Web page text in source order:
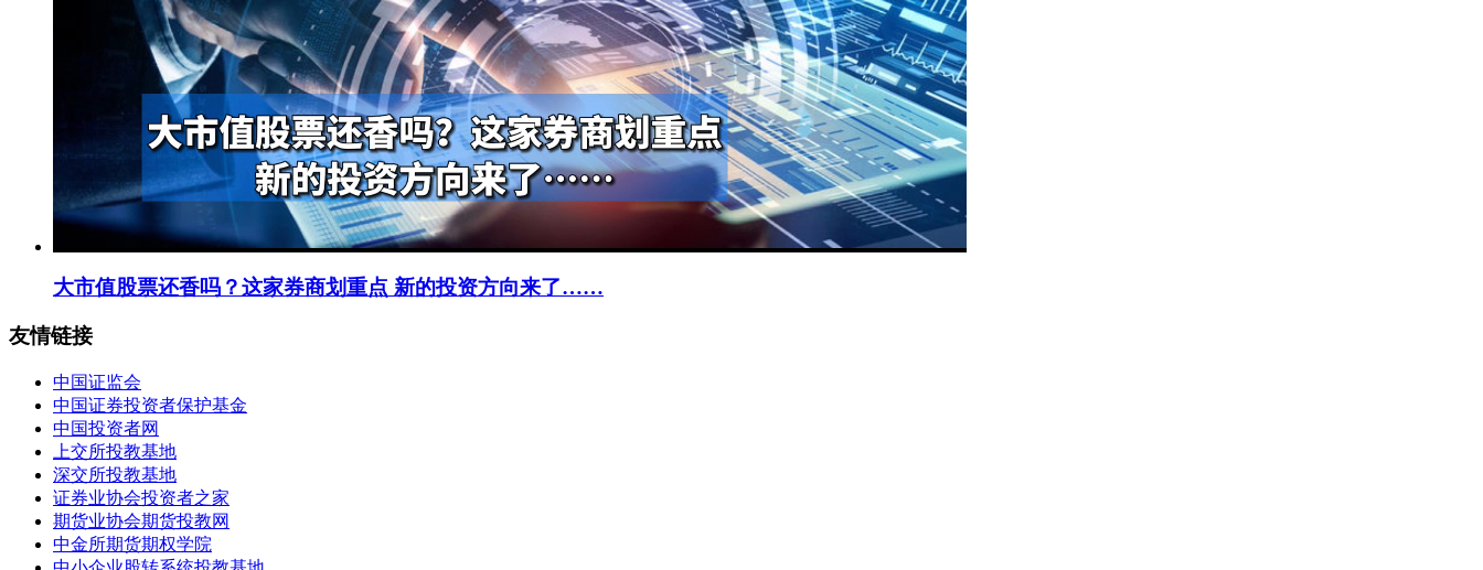
大市值股票还香吗？这家券商划重点 新的投资方向来了……
友情链接
中国证监会
中国证券投资者保护基金
中国投资者网
上交所投教基地
深交所投教基地
证券业协会投资者之家
期货业协会期货投教网
中金所期货期权学院